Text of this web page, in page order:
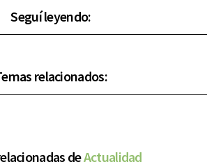
Seguí leyendo:
relacionados:
deActualidad